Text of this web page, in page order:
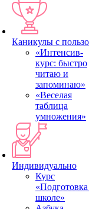
Каникулы с
«Интенсив-
курс: быстро
читаю и
запоминаю»
«Веселая
таблица
умножения»
Индивидуально
Курс
школе»